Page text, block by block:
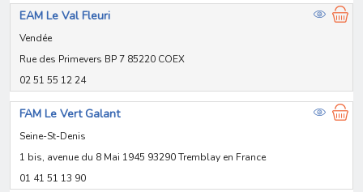
EAM Le Val Fleuri
Vendée
Rue des Primevers BP 7 85220 COEX
02 51 55 12 24
FAM Le Vert Galant
Seine-St-Denis
1 bis, avenue du 8 Mai 1945 93290 Tremblay en France
01 41 51 13 90